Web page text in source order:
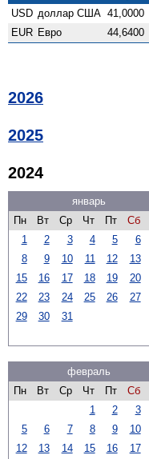
USD доллар США 41,0000
EUR Евро 44,6400
2026
2025
2024
январь
Пн
Вт Ср Чт Пт Сб
1
2 3 4 5 6
8
9 10 11 12 13
15
16 17 18 19 20
22
23 24 25 26 27
29
30 31
февраль
Пн
Вт Ср Чт Пт Сб
1
2 3
5
6 7 8 9 10
12
13 14 15 16 17